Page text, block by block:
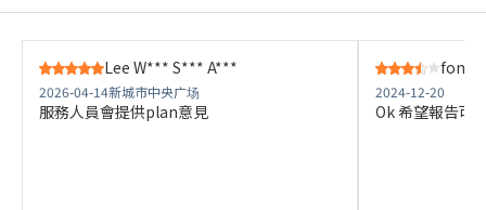
Lee W*** S*** A***
2026-04-14新城市中央广场
服務人員會提供plan意見
fong
2024-12-20
Ok 希望報告可